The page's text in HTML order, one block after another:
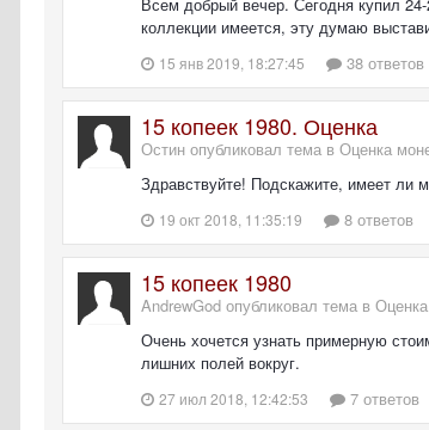
коллекции имеется, эту думаю
15 янв 2019, 18:27:45 38 ответов
15 копеек 1980. Оценка
Остин опубликовал тема в Оценка
Здравствуйте! Подскажите, имеет ли
19 окт 2018, 11:35:19 8 ответов
15 копеек 1980
AndrewGod опубликовал тема в
Очень хочется узнать примерную
лишних полей вокруг.
27 июл 2018, 12:42:53 7 ответов